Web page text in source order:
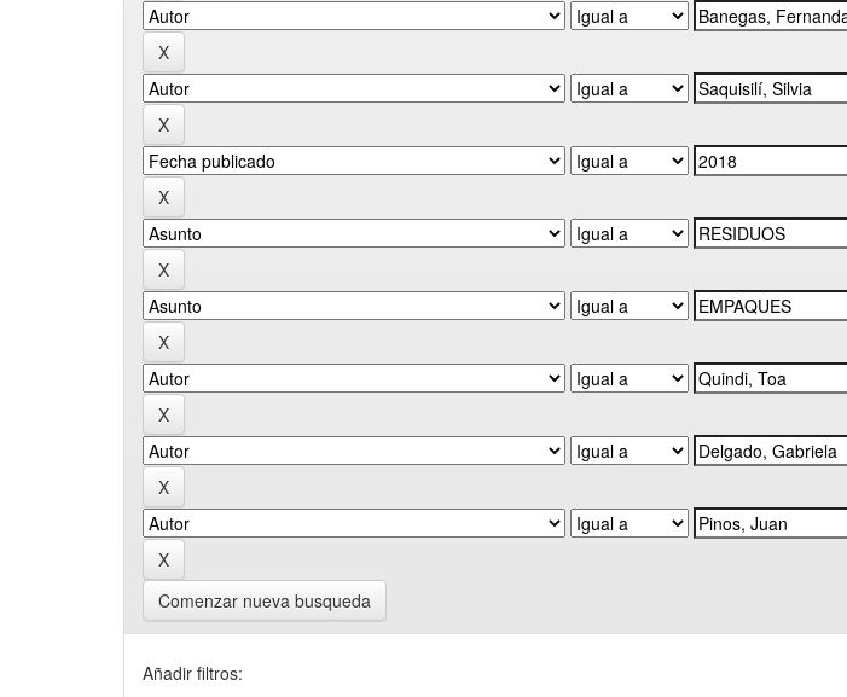
Comenzar nueva busqueda
Añadir filtros: